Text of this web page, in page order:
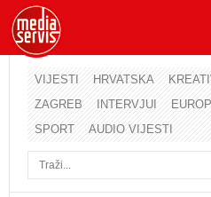
VIJESTI HRVATSKA
ZAGREB
INTERVJUI
SPORT
AUDIO VIJESTI
Korisničko ime
Lozinka